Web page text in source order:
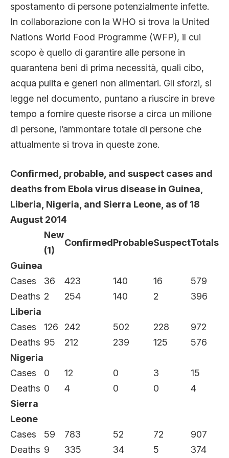
spostamento di persone potenzialmente infette.
In collaborazione con la WHO si trova la United
Nations World Food Programme (WFP), il cui
scopo è quello di garantire alle persone in
quarantena beni di prima necessità, quali cibo,
acqua pulita e generi non alimentari. Gli sforzi, si
legge nel documento, puntano a riuscire in breve
tempo a fornire queste risorse a circa un milione
di persone, l’ammontare totale di persone che
attualmente si trova in queste zone.
Confirmed, probable, and suspect cases and
deaths from Ebola virus disease in Guinea,
Liberia, Nigeria, and Sierra Leone, as of 18
August 2014
New
(1)
ConfirmedProbableSuspectTotals
Guinea
Cases
36 423 140 16
579
Deaths 2 254 140 2
396
Liberia
Cases
126 242 502 228
972
Deaths 95 212 239 125
576
Nigeria
Cases
0 12 0 3
15
Deaths 0 4 0 0
4
Sierra
Leone
Cases
59 783 52 72
907
Deaths 9 335 34 5 374